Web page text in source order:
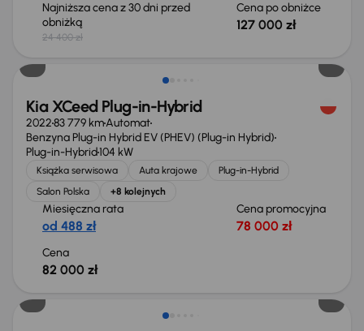
Najniższa cena z 30 dni przed
obniżką
24 400 zł
Cena po obniżce
127 000 zł
Kia XCeed Plug-in-Hybrid
202283 779 kmAutomat
Benzyna Plug-in Hybrid EV (PHEV) (Plug-in Hybrid)
Plug-in-Hybrid104 kW
Książka serwisowa Auta krajowe
Plug-in-Hybrid
Salon Polska
+8 kolejnych
Miesięczna rata
od 488 zł
Cena promocyjna
78 000 zł
Cena
82 000 zł
Taniej o 1 000 zł